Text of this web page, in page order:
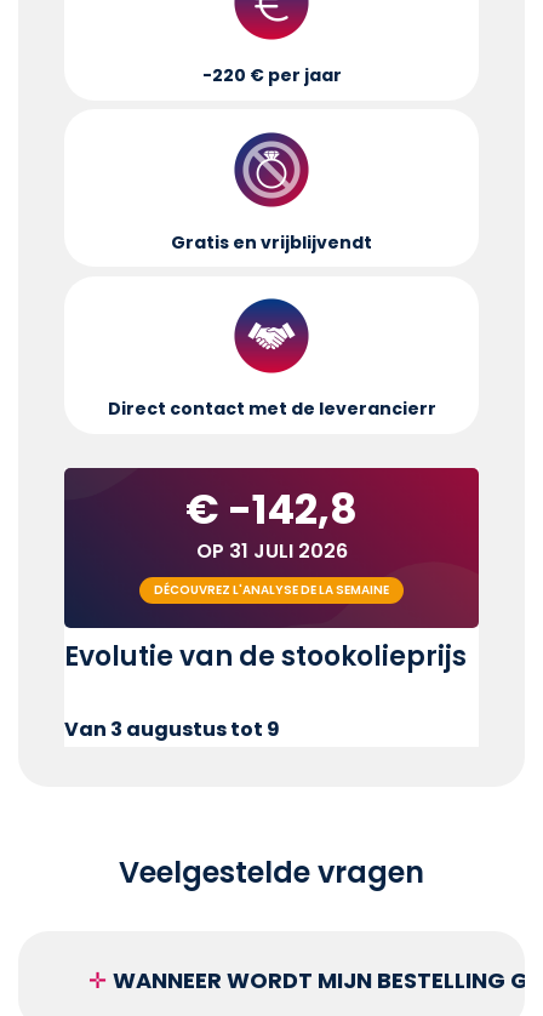
-220 € per jaar
Gratis en vrijblijvendt
Direct contact met de leverancierr
€ -142,8
OP 31 JULI 2026
DÉCOUVREZ L'ANALYSE DE LA SEMAINE
Evolutie van de stookolieprijs
Van 3 augustus tot 9
Veelgestelde vragen
✛ WANNEER WORDT MIJN BESTELLING